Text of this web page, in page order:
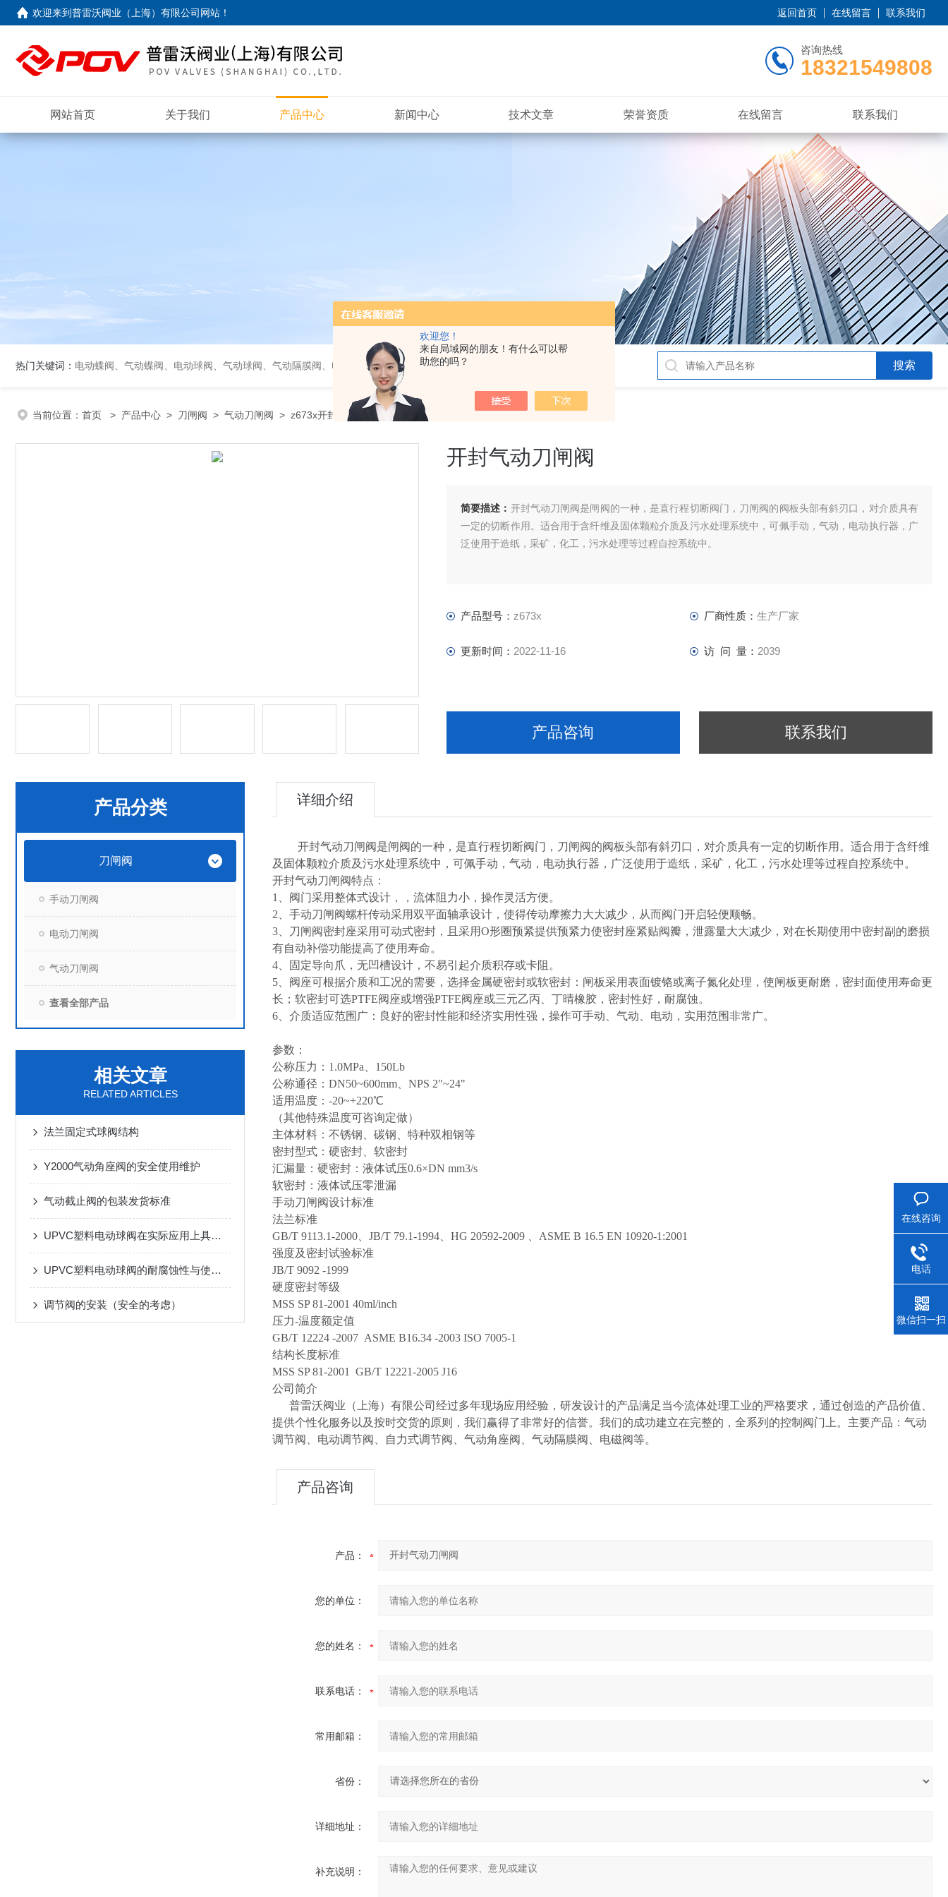
欢迎您！
来自局域网的朋友！有什么可以帮
助您的吗？
欢迎来到普雷沃阀业（上海）有限公司网站 ！ 返回首页 在线留言 联系我们
咨询热线
18321549808
网站首页 关于我们 产品中心 新闻中心 技术文章 荣誉资质 在线留言 联系我们
热门关键词： 电动蝶阀、气动蝶阀、电动球阀、气动球阀、气动隔膜阀、电磁阀、调节阀、气动角座阀
当前位置： 首页 > 产品中心 > 刀闸阀 > 气动刀闸阀 > z673x开封气动刀闸阀
开封气动刀闸阀
简要描述： 开封气动刀闸阀是闸阀的一种，是直行程切断阀门，刀闸阀的阀板头部有斜刃口，对介质具有
一定的切断作用。适合用于含纤维及固体颗粒介质及污水处理系统中，可佩手动，气动，电动执行器，广
泛使用于造纸，采矿，化工，污水处理等过程自控系统中。
产品型号： z673x 厂商性质： 生产厂家
更新时间： 2022-11-16 访 问 量： 2039
产品咨询 联系我们
产品分类
刀闸阀
手动刀闸阀
电动刀闸阀
气动刀闸阀
查看全部产品
相关文章
RELATED ARTICLES
法兰固定式球阀结构
Y2000气动角座阀的安全使用维护
气动截止阀的包装发货标准
UPVC塑料电动球阀在实际应用上具有特点
UPVC塑料电动球阀的耐腐蚀性与使用寿命分析
调节阀的安装（安全的考虑）
详细介绍
开封气动刀闸阀是闸阀的一种，是直行程切断阀门，刀闸阀的阀板头部有斜刃口，对介质具有一定的切断作用。适合用于含纤维
及固体颗粒介质及污水处理系统中，可佩手动，气动，电动执行器，广泛使用于造纸，采矿，化工，污水处理等过程自控系统中。
开封气动刀闸阀特点：
1、阀门采用整体式设计，，流体阻力小，操作灵活方便。
2、手动刀闸阀螺杆传动采用双平面轴承设计，使得传动摩擦力大大减少，从而阀门开启轻便顺畅。
3、刀闸阀密封座采用可动式密封，且采用O形圈预紧提供预紧力使密封座紧贴阀瓣，泄露量大大减少，对在长期使用中密封副的磨损
有自动补偿功能提高了使用寿命。
4、固定导向爪，无凹槽设计，不易引起介质积存或卡阻。
5、阀座可根据介质和工况的需要，选择金属硬密封或软密封：闸板采用表面镀铬或离子氮化处理，使闸板更耐磨，密封面使用寿命更
长；软密封可选PTFE阀座或增强PTFE阀座或三元乙丙、丁晴橡胶，密封性好，耐腐蚀。
6、介质适应范围广：良好的密封性能和经济实用性强，操作可手动、气动、电动，实用范围非常广。
参数：
公称压力：1.0MPa、150Lb
公称通径：DN50~600mm、NPS 2"~24"
适用温度：-20~+220℃
（其他特殊温度可咨询定做）
主体材料：不锈钢、碳钢、特种双相钢等
密封型式：硬密封、软密封
汇漏量：硬密封：液体试压0.6×DN mm3/s
软密封：液体试压零泄漏
手动刀闸阀设计标准
法兰标准
GB/T 9113.1-2000、JB/T 79.1-1994、HG 20592-2009 、ASME B 16.5 EN 10920-1:2001
强度及密封试验标准
JB/T 9092 -1999
硬度密封等级
MSS SP 81-2001 40ml/inch
压力-温度额定值
GB/T 12224 -2007 ASME B16.34 -2003 ISO 7005-1
结构长度标准
MSS SP 81-2001 GB/T 12221-2005 J16
公司简介
普雷沃阀业（上海）有限公司经过多年现场应用经验，研发设计的产品满足当今流体处理工业的严格要求，通过创造的产品价值、
提供个性化服务以及按时交货的原则，我们赢得了非常好的信誉。我们的成功建立在完整的，全系列的控制阀门上。主要产品：气动
调节阀、电动调节阀、自力式调节阀、气动角座阀、气动隔膜阀、电磁阀等。
产品咨询
产品：
您的单位：
您的姓名：
联系电话：
常用邮箱：
省份：
详细地址：
补充说明：
在线咨询
电话
微信扫一扫